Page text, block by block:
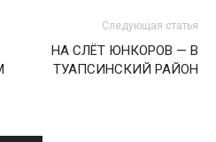
Следующая статья
НА СЛЁТ ЮНКОРОВ — В
ТУАПСИНСКИЙ РАЙОН